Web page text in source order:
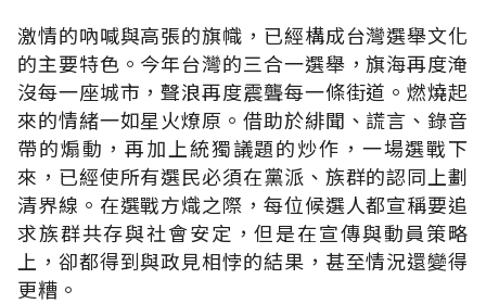
激情的吶喊與高張的旗幟，已經構成台灣選舉文化
的主要特色。今年台灣的三合一選舉，旗海再度淹
沒每一座城市，聲浪再度震聾每一條街道。燃燒起
來的情緒一如星火燎原。借助於緋聞、謊言、錄音
帶的煽動，再加上統獨議題的炒作，一場選戰下
來，已經使所有選民必須在黨派、族群的認同上劃
清界線。在選戰方熾之際，每位候選人都宣稱要追
求族群共存與社會安定，但是在宣傳與動員策略
上，卻都得到與政見相悖的結果，甚至情況還變得
更糟。